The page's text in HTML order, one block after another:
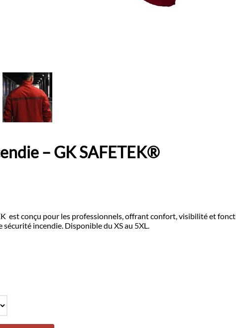
– GK SAFETEK®️
est conçu pour les professionnels, offrant confort, visibilité et
incendie. Disponible du XS au 5XL.